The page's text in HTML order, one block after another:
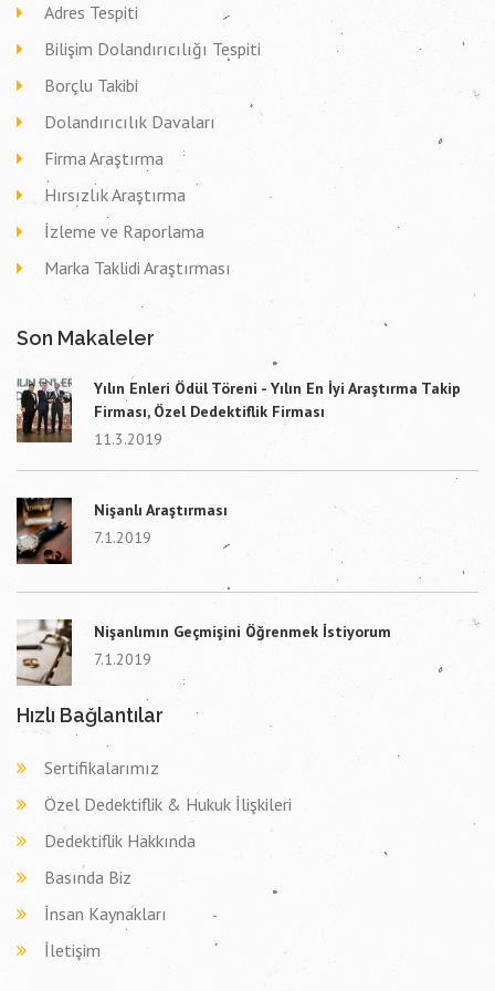
Adres Tespiti
Bilişim Dolandırıcılığı Tespiti
Borçlu Takibi
Dolandırıcılık Davaları
Firma Araştırma
Hırsızlık Araştırma
İzleme ve Raporlama
Marka Taklidi Araştırması
Son Makaleler
Yılın Enleri Ödül Töreni - Yılın En İyi Araştırma Takip
Firması, Özel Dedektiflik Firması
11.3.2019
Nişanlı Araştırması
7.1.2019
Nişanlımın Geçmişini Öğrenmek İstiyorum
7.1.2019
Hızlı Bağlantılar
Sertifikalarımız
Özel Dedektiflik & Hukuk İlişkileri
Dedektiflik Hakkında
Basında Biz
İnsan Kaynakları
İletişim